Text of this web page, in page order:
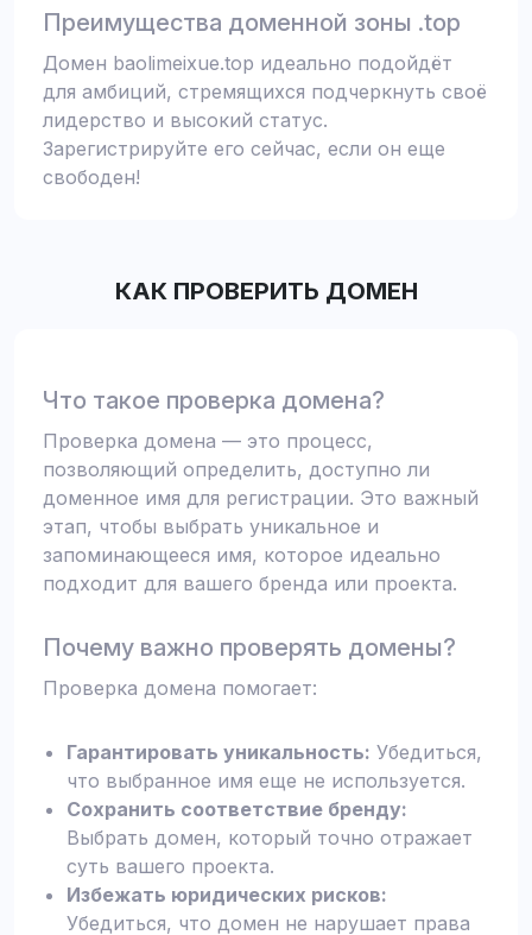
Преимущества доменной зоны .top
Домен baolimeixue.top идеально подойдёт
для амбиций, стремящихся подчеркнуть своё
лидерство и высокий статус.
Зарегистрируйте его сейчас, если он еще
свободен!
КАК ПРОВЕРИТЬ ДОМЕН
Что такое проверка домена?
Проверка домена — это процесс,
позволяющий определить, доступно ли
доменное имя для регистрации. Это важный
этап, чтобы выбрать уникальное и
запоминающееся имя, которое идеально
подходит для вашего бренда или проекта.
Почему важно проверять домены?
Проверка домена помогает:
Гарантировать уникальность: Убедиться,
что выбранное имя еще не используется.
Сохранить соответствие бренду:
Выбрать домен, который точно отражает
суть вашего проекта.
Избежать юридических рисков:
Убедиться, что домен не нарушает права